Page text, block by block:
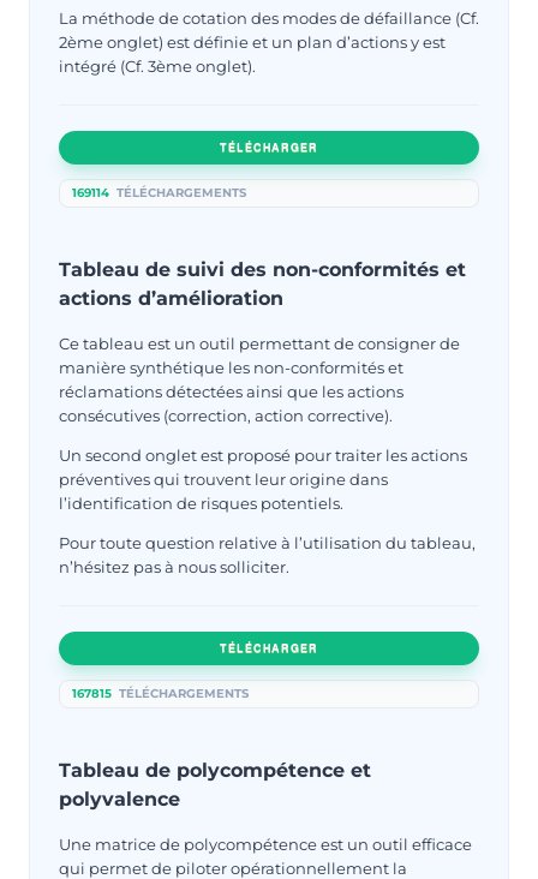
La méthode de cotation des modes de défaillance (Cf.
2ème onglet) est définie et un plan d’actions y est
intégré (Cf. 3ème onglet).
TÉLÉCHARGER
169114 TÉLÉCHARGEMENTS
Tableau de suivi des non-conformités et
actions d’amélioration
Ce tableau est un outil permettant de consigner de
manière synthétique les non-conformités et
réclamations détectées ainsi que les actions
consécutives (correction, action corrective).
Un second onglet est proposé pour traiter les actions
préventives qui trouvent leur origine dans
l’identification de risques potentiels.
Pour toute question relative à l’utilisation du tableau,
n’hésitez pas à nous solliciter.
TÉLÉCHARGER
167815 TÉLÉCHARGEMENTS
Tableau de polycompétence et
polyvalence
Une matrice de polycompétence est un outil efficace
qui permet de piloter opérationnellement la